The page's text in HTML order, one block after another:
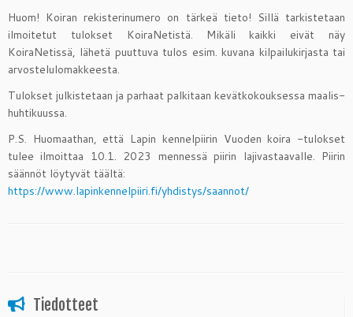
Huom! Koiran rekisterinumero on tärkeä tieto! Sillä tarkistetaan
ilmoitetut tulokset KoiraNetistä. Mikäli kaikki eivät näy
KoiraNetissä, lähetä puuttuva tulos esim. kuvana kilpailukirjasta tai
arvostelulomakkeesta.
Tulokset julkistetaan ja parhaat palkitaan kevätkokouksessa maalis-
huhtikuussa.
P.S. Huomaathan, että Lapin kennelpiirin Vuoden koira -tulokset
tulee ilmoittaa 10.1. 2023 mennessä piirin lajivastaavalle. Piirin
säännöt löytyvät täältä:
https://www.lapinkennelpiiri.fi/yhdistys/saannot/
Tiedotteet